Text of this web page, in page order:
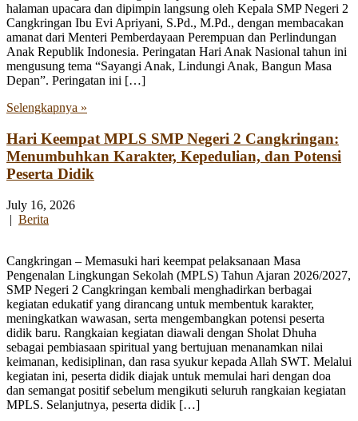
halaman upacara dan dipimpin langsung oleh Kepala SMP Negeri 2
Cangkringan Ibu Evi Apriyani, S.Pd., M.Pd., dengan membacakan
amanat dari Menteri Pemberdayaan Perempuan dan Perlindungan
Anak Republik Indonesia. Peringatan Hari Anak Nasional tahun ini
mengusung tema “Sayangi Anak, Lindungi Anak, Bangun Masa
Depan”. Peringatan ini […]
Selengkapnya »
Hari Keempat MPLS SMP Negeri 2 Cangkringan:
Menumbuhkan Karakter, Kepedulian, dan Potensi
Peserta Didik
July 16, 2026
| Berita
Cangkringan – Memasuki hari keempat pelaksanaan Masa
Pengenalan Lingkungan Sekolah (MPLS) Tahun Ajaran 2026/2027,
SMP Negeri 2 Cangkringan kembali menghadirkan berbagai
kegiatan edukatif yang dirancang untuk membentuk karakter,
meningkatkan wawasan, serta mengembangkan potensi peserta
didik baru. Rangkaian kegiatan diawali dengan Sholat Dhuha
sebagai pembiasaan spiritual yang bertujuan menanamkan nilai
keimanan, kedisiplinan, dan rasa syukur kepada Allah SWT. Melalui
kegiatan ini, peserta didik diajak untuk memulai hari dengan doa
dan semangat positif sebelum mengikuti seluruh rangkaian kegiatan
MPLS. Selanjutnya, peserta didik […]